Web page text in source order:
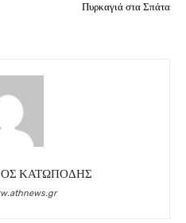
Πυρκαγιά στα Σπάτα
ΚΑΤΩΠΟΔΗΣ